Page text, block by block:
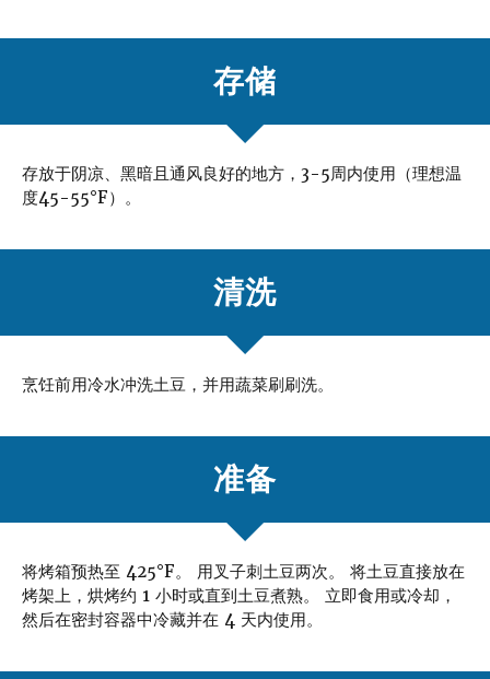
存储
存放于阴凉、黑暗且通风良好的地方，3-5周内使用（理想温
度45-55°F）。
清洗
烹饪前用冷水冲洗土豆，并用蔬菜刷刷洗。
准备
将烤箱预热至 425°F。
用叉子刺土豆两次。 将土豆直接放在
烤架上，烘烤约 1 小时或直到土豆煮熟。 立即食用或冷却，
然后在密封容器中冷藏并在 4 天内使用。